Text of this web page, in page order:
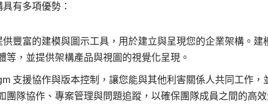
有多項優勢：
供豐富的建模與圖示工具，用於建立與呈現您的企業架構。建
等，並提供架構產品與視圖的視覺化呈現。
支援協作與版本控制，讓您能與其他利害關係人共同工作，
團隊協作、專案管理與問題追蹤，以確保團隊成員之間的高效